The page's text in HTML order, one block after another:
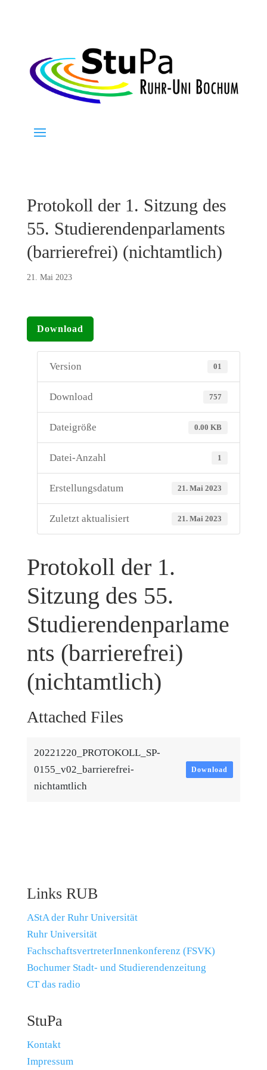
Protokoll der 1. Sitzung des
55. Studierendenparlaments
(barrierefrei) (nichtamtlich)
21. Mai 2023
Download
Version 01
Download 757
Dateigröße 0.00 KB
Datei-Anzahl 1
Erstellungsdatum 21. Mai 2023
Zuletzt aktualisiert 21. Mai 2023
Protokoll der 1.
Sitzung des 55.
Studierendenparlame
nts (barrierefrei)
(nichtamtlich)
Attached Files
20221220_PROTOKOLL_SP-
0155_v02_barrierefrei-
nichtamtlich
Download
Links RUB
AStA der Ruhr Universität
Ruhr Universität
FachschaftsvertreterInnenkonferenz (FSVK)
Bochumer Stadt- und Studierendenzeitung
CT das radio
StuPa
Kontakt
Impressum